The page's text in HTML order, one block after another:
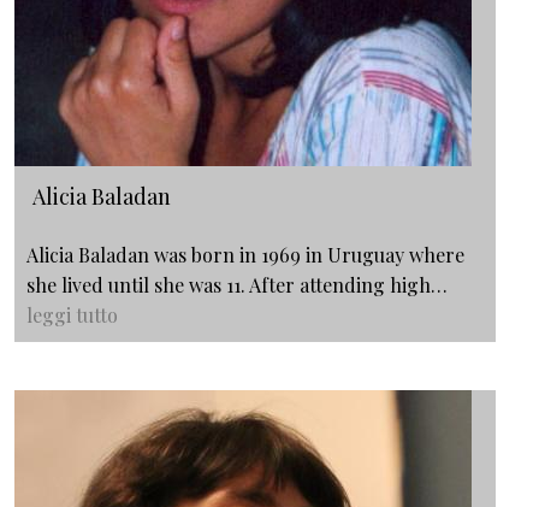
Alicia Baladan
Alicia Baladan was born in 1969 in Uruguay where
she lived until she was 11. After attending high…
leggi tutto